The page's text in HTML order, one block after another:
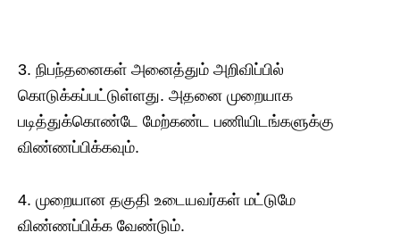
3. நிபந்தனைகள் அனைத்தும் அறிவிப்பில்
கொடுக்கப்பட்டுள்ளது. அதனை முறையாக
படித்துக்கொண்டே மேற்கண்ட பணியிடங்களுக்கு
விண்ணப்பிக்கவும்.
4. முறையான தகுதி உடையவர்கள் மட்டுமே
விண்ணப்பிக்க வேண்டும்.